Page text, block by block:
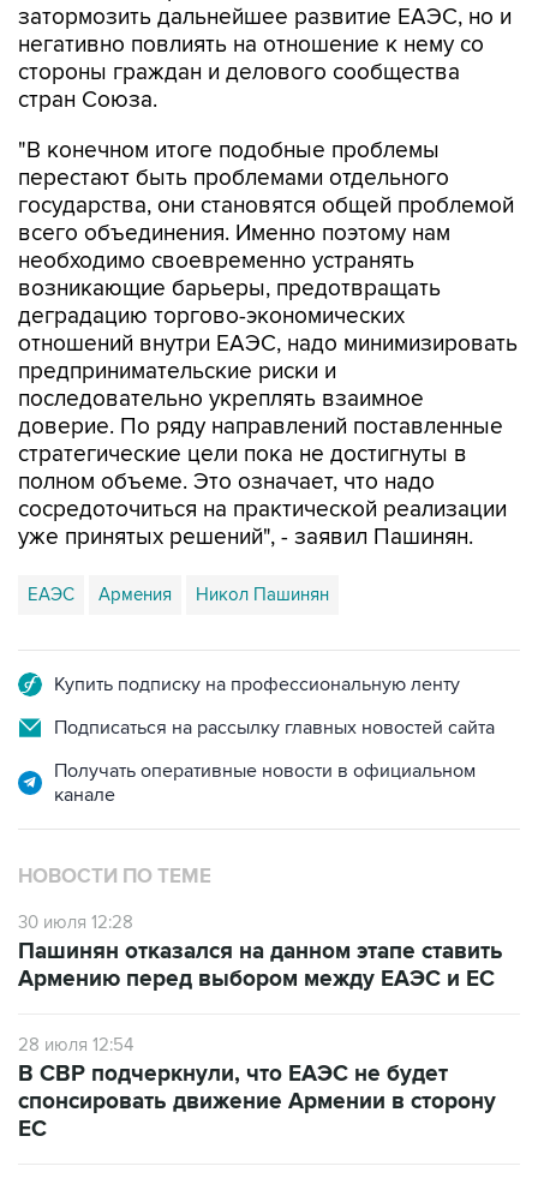
затормозить дальнейшее развитие ЕАЭС, но и
негативно повлиять на отношение к нему со
стороны граждан и делового сообщества
стран Союза.
"В конечном итоге подобные проблемы
перестают быть проблемами отдельного
государства, они становятся общей проблемой
всего объединения. Именно поэтому нам
необходимо своевременно устранять
возникающие барьеры, предотвращать
деградацию торгово-экономических
отношений внутри ЕАЭС, надо минимизировать
предпринимательские риски и
последовательно укреплять взаимное
доверие. По ряду направлений поставленные
стратегические цели пока не достигнуты в
полном объеме. Это означает, что надо
сосредоточиться на практической реализации
уже принятых решений", - заявил Пашинян.
ЕАЭС Армения Никол Пашинян
Купить подписку на профессиональную ленту
Подписаться на рассылку главных новостей сайта
Получать оперативные новости в официальном
канале
НОВОСТИ ПО ТЕМЕ
30 июля 12:28
Пашинян отказался на данном этапе ставить
Армению перед выбором между ЕАЭС и ЕС
28 июля 12:54
В СВР подчеркнули, что ЕАЭС не будет
спонсировать движение Армении в сторону
ЕС